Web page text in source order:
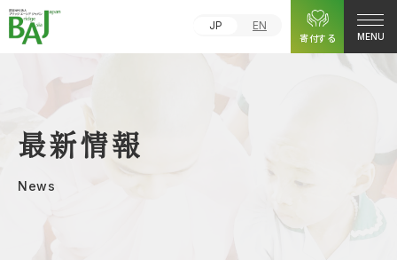
JP
EN
寄付する
MENU
最新情報
News